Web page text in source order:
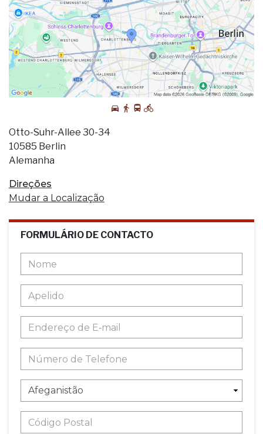
Otto-Suhr-Allee 30-34
10585 Berlin
Alemanha
Direções
Mudar a Localização
FORMULÁRIO DE CONTACTO